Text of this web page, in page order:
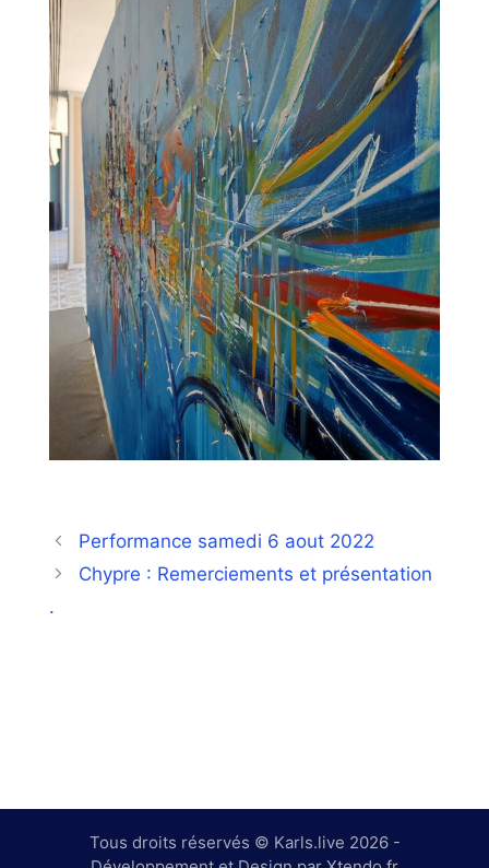
Performance samedi 6 aout 2022
Chypre : Remerciements et présentation
.
Tous droits réservés © Karls.live 2026 -